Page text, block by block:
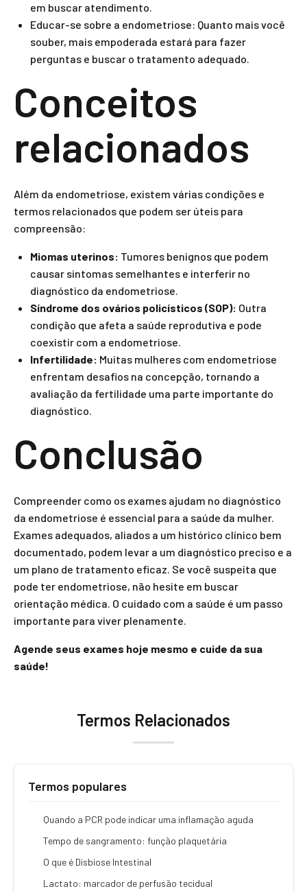
em buscar atendimento.
Educar-se sobre a endometriose: Quanto mais você
souber, mais empoderada estará para fazer
perguntas e buscar o tratamento adequado.
Conceitos
relacionados
Além da endometriose, existem várias condições e
termos relacionados que podem ser úteis para
compreensão:
Miomas uterinos: Tumores benignos que podem
causar sintomas semelhantes e interferir no
diagnóstico da endometriose.
Síndrome dos ovários policísticos (SOP): Outra
condição que afeta a saúde reprodutiva e pode
coexistir com a endometriose.
Infertilidade: Muitas mulheres com endometriose
enfrentam desafios na concepção, tornando a
avaliação da fertilidade uma parte importante do
diagnóstico.
Conclusão
Compreender como os exames ajudam no diagnóstico
da endometriose é essencial para a saúde da mulher.
Exames adequados, aliados a um histórico clínico bem
documentado, podem levar a um diagnóstico preciso e a
um plano de tratamento eficaz. Se você suspeita que
pode ter endometriose, não hesite em buscar
orientação médica. O cuidado com a saúde é um passo
importante para viver plenamente.
Agende seus exames hoje mesmo e cuide da sua
saúde!
Termos Relacionados
Termos populares
Quando a PCR pode indicar uma inflamação aguda
Tempo de sangramento: função plaquetária
O que é Disbiose Intestinal
Lactato: marcador de perfusão tecidual